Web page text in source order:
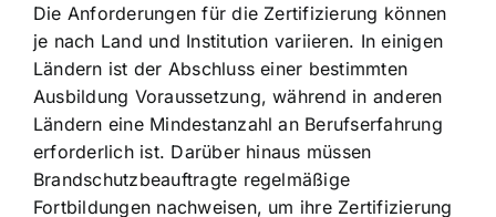
Die Anforderungen für die Zertifizierung können
je nach Land und Institution variieren. In einigen
Ländern ist der Abschluss einer bestimmten
Ausbildung Voraussetzung, während in anderen
Ländern eine Mindestanzahl an Berufserfahrung
erforderlich ist. Darüber hinaus müssen
Brandschutzbeauftragte regelmäßige
Fortbildungen nachweisen, um ihre Zertifizierung